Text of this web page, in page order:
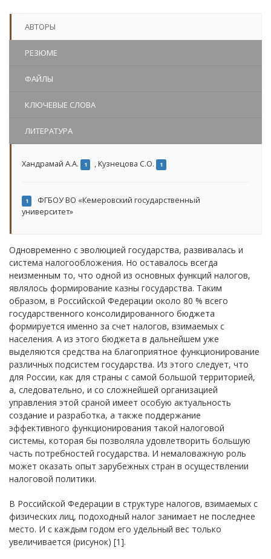
АВТОРЫ
РЕЗЮМЕ
ФАЙЛЫ
КЛЮЧЕВЫЕ СЛОВА
ЛИТЕРАТУРА
Хандрамай А.А. 1 ,Кузнецова С.О. 1
1
ФГБОУ ВО «Кемеровский государственный
университет»
Одновременно с эволюцией государства, развивалась и
система налогообложения. Но оставалось всегда
неизменным то, что одной из основных функций налогов,
являлось формирование казны государства. Таким
образом, в Российской Федерации около 80 % всего
государственного консолидированного бюджета
формируется именно за счет налогов, взимаемых с
населения. А из этого бюджета в дальнейшем уже
выделяются средства на благоприятное функционирование
различных подсистем государства. Из этого следует, что
для России, как для страны с самой большой территорией,
а, следовательно, и со сложнейшей организацией
управления этой сраной имеет особую актуальность
создание и разработка, а также поддержание
эффективного функционирования такой налоговой
системы, которая бы позволяла удовлетворить большую
часть потребностей государства. И немаловажную роль
может оказать опыт зарубежных стран в осуществлении
налоговой политики.
В Российской Федерации в структуре налогов, взимаемых с
физических лиц, подоходный налог занимает не последнее
место. И с каждым годом его удельный вес только
увеличивается (рисунок) [1].